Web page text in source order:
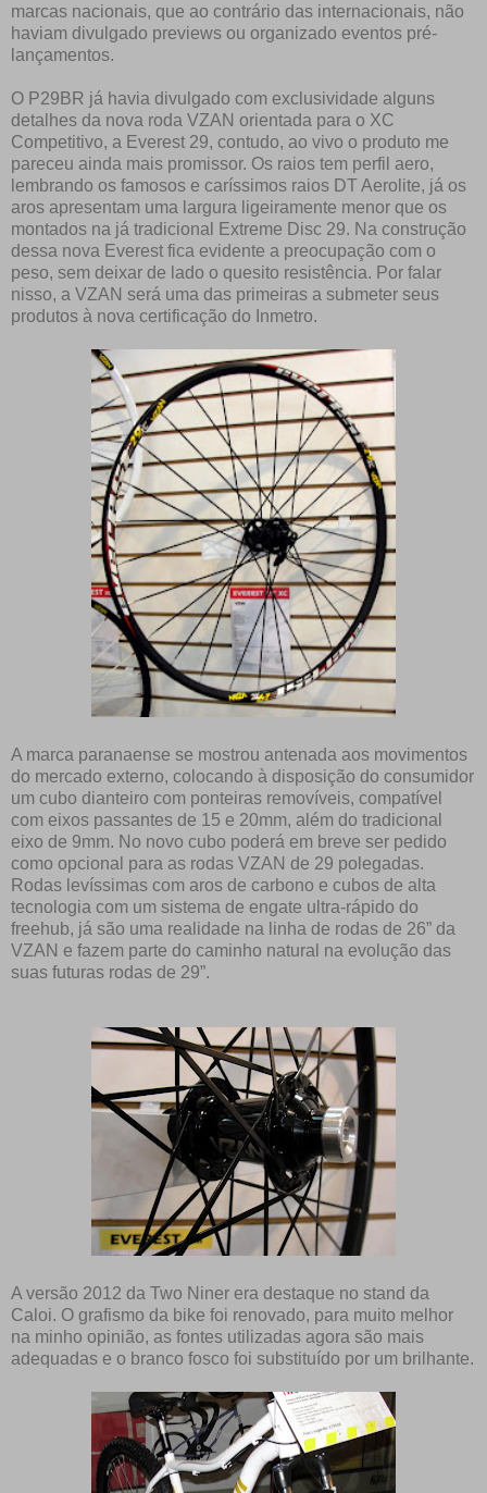
marcas nacionais, que ao contrário das internacionais, não
haviam divulgado previews ou organizado eventos pré-
lançamentos.
O P29BR já havia divulgado com exclusividade alguns
detalhes da nova roda VZAN orientada para o XC
Competitivo, a Everest 29, contudo, ao vivo o produto me
pareceu ainda mais promissor. Os raios tem perfil aero,
lembrando os famosos e caríssimos raios DT Aerolite, já os
aros apresentam uma largura ligeiramente menor que os
montados na já tradicional Extreme Disc 29. Na construção
dessa nova Everest fica evidente a preocupação com o
peso, sem deixar de lado o quesito resistência. Por falar
nisso, a VZAN será uma das primeiras a submeter seus
produtos à nova certificação do Inmetro.
A marca paranaense se mostrou antenada aos movimentos
do mercado externo, colocando à disposição do consumidor
um cubo dianteiro com ponteiras removíveis, compatível
com eixos passantes de 15 e 20mm, além do tradicional
eixo de 9mm. No novo cubo poderá em breve ser pedido
como opcional para as rodas VZAN de 29 polegadas.
Rodas levíssimas com aros de carbono e cubos de alta
tecnologia com um sistema de engate ultra-rápido do
freehub, já são uma realidade na linha de rodas de 26” da
VZAN e fazem parte do caminho natural na evolução das
suas futuras rodas de 29”.
A versão 2012 da Two Niner era destaque no stand da
Caloi. O grafismo da bike foi renovado, para muito melhor
na minho opinião, as fontes utilizadas agora são mais
adequadas e o branco fosco foi substituído por um brilhante.